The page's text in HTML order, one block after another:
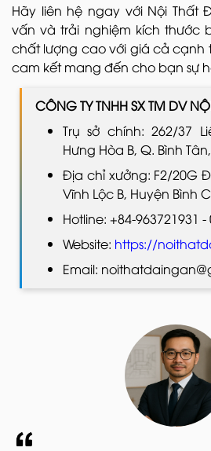
Hãy liên hệ ngay với Nội Thất
vấn và trải nghiệm kích thước
chất lượng cao với giá cả cạnh
cam kết mang đến cho bạn sự
CÔNG TY TNHH SX TM DV
Trụ sở chính: 262/37
Hưng Hòa B, Q. Bình
Địa chỉ xưởng: F2/20G
Vĩnh Lộc B, Huyện Bình
Hotline: +84-963721931 -
Website: https://
Email: